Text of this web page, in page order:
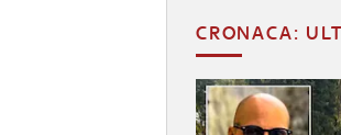
CRONACA: